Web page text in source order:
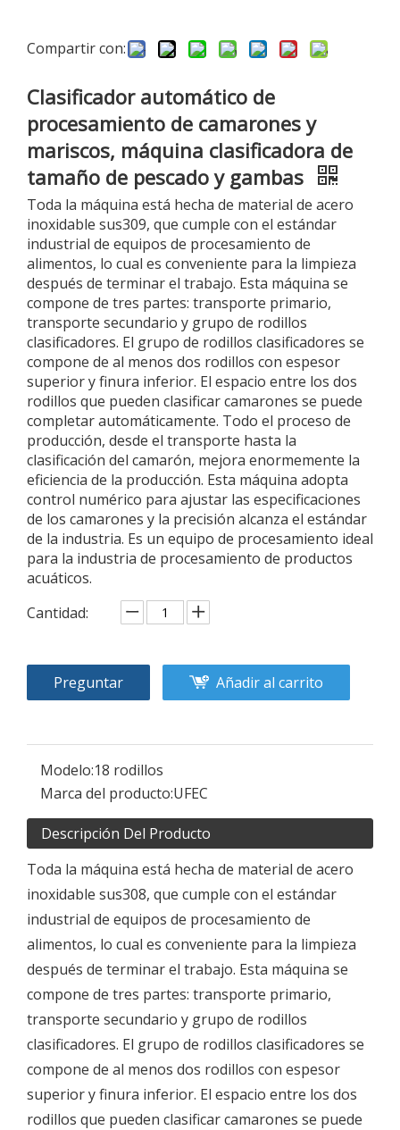
Compartir con:
Clasificador automático de
procesamiento de camarones y
mariscos, máquina clasificadora de
tamaño de pescado y gambas
Toda la máquina está hecha de material de acero
inoxidable sus309, que cumple con el estándar
industrial de equipos de procesamiento de
alimentos, lo cual es conveniente para la limpieza
después de terminar el trabajo. Esta máquina se
compone de tres partes: transporte primario,
transporte secundario y grupo de rodillos
clasificadores. El grupo de rodillos clasificadores se
compone de al menos dos rodillos con espesor
superior y finura inferior. El espacio entre los dos
rodillos que pueden clasificar camarones se puede
completar automáticamente. Todo el proceso de
producción, desde el transporte hasta la
clasificación del camarón, mejora enormemente la
eficiencia de la producción. Esta máquina adopta
control numérico para ajustar las especificaciones
de los camarones y la precisión alcanza el estándar
de la industria. Es un equipo de procesamiento ideal
para la industria de procesamiento de productos
acuáticos.
Cantidad:
Preguntar Añadir al carrito
Modelo:18 rodillos
Marca del producto:UFEC
Descripción Del Producto
Toda la máquina está hecha de material de acero
inoxidable sus308, que cumple con el estándar
industrial de equipos de procesamiento de
alimentos, lo cual es conveniente para la limpieza
después de terminar el trabajo. Esta máquina se
compone de tres partes: transporte primario,
transporte secundario y grupo de rodillos
clasificadores. El grupo de rodillos clasificadores se
compone de al menos dos rodillos con espesor
superior y finura inferior. El espacio entre los dos
rodillos que pueden clasificar camarones se puede